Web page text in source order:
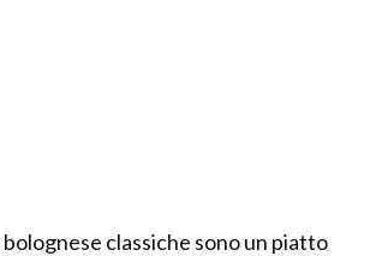
classiche sono un piatto